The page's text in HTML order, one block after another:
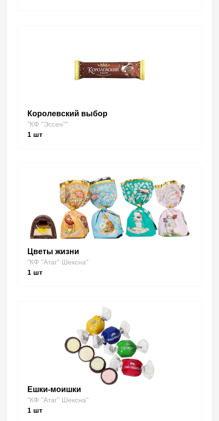
Королевский выбор
"КФ "Эссен""
1 шт
Цветы жизни
"КФ "Атаг" Шексна"
1 шт
Ешки-моишки
"КФ "Атаг" Шексна"
1 шт